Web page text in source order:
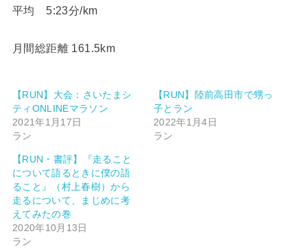
平均 5:23分/km
月間総距離 161.5km
【RUN】大会：さいたまシ
ティONLINEマラソン
2021年1月17日
ラン
【RUN】陸前高田市で甥っ
子とラン
2022年1月4日
ラン
【RUN・書評】『走ること
について語るときに僕の語
ること』（村上春樹）から
走るについて、まじめに考
えてみたの巻
2020年10月13日
ラン